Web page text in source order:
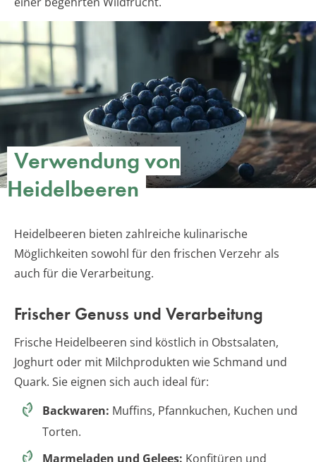
Verwendung von
Heidelbeeren
Heidelbeeren bieten zahlreiche kulinarische
Möglichkeiten sowohl für den frischen Verzehr als
auch für die Verarbeitung.
Frischer Genuss und Verarbeitung
Frische Heidelbeeren sind köstlich in Obstsalaten,
Joghurt oder mit Milchprodukten wie Schmand und
Quark. Sie eignen sich auch ideal für:
Backwaren: Muffins, Pfannkuchen, Kuchen und
Torten.
Marmeladen und Gelees: Konfitüren und